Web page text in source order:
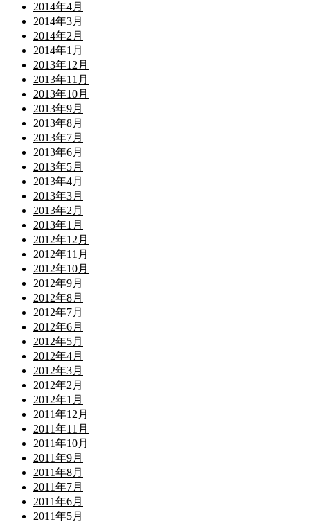
2014年4月
2014年3月
2014年2月
2014年1月
2013年12月
2013年11月
2013年10月
2013年9月
2013年8月
2013年7月
2013年6月
2013年5月
2013年4月
2013年3月
2013年2月
2013年1月
2012年12月
2012年11月
2012年10月
2012年9月
2012年8月
2012年7月
2012年6月
2012年5月
2012年4月
2012年3月
2012年2月
2012年1月
2011年12月
2011年11月
2011年10月
2011年9月
2011年8月
2011年7月
2011年6月
2011年5月